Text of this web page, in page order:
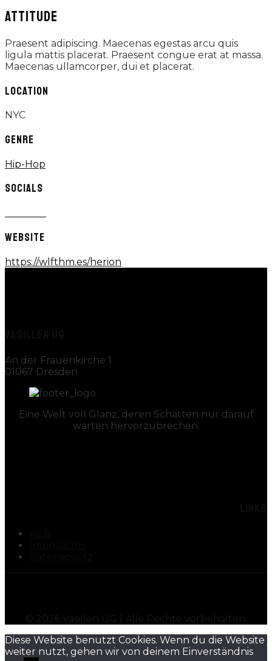
ATTITUDE
Praesent adipiscing. Maecenas egestas arcu quis
ligula mattis placerat. Praesent congue erat at massa.
Maecenas ullamcorper, dui et placerat.
LOCATION
NYC
GENRE
Hip-Hop
SOCIALS
WEBSITE
https://wlfthm.es/herion
An der Frauenkirche 1
01067 Dresden
Eine Welt voll Glanz, deren Schatten nur darauf
warten hervorzubrechen.
© 2026Vasillen UG | Alle Rechte vorbehalten.
Diese Website benutzt Cookies. Wenn du die Website
weiter nutzt, gehen wir von deinem Einverständnis